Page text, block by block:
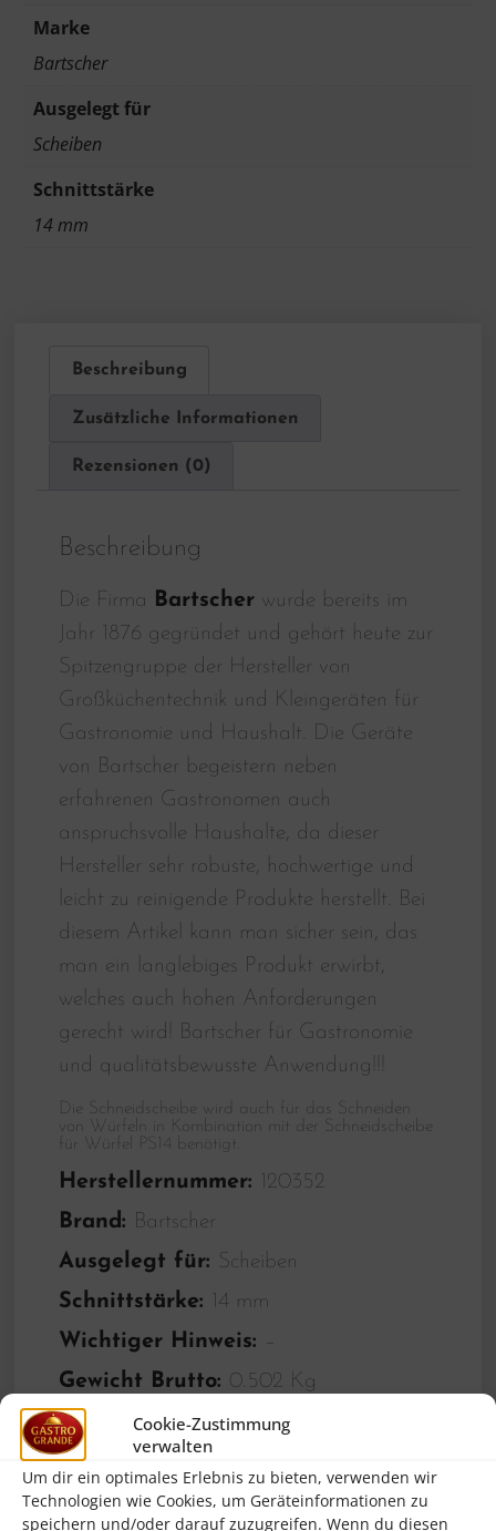
Cookie-Zustimmung
verwalten
Um dir ein optimales Erlebnis zu bieten, verwenden wir
Technologien wie Cookies, um Geräteinformationen zu
speichern und/oder darauf zuzugreifen. Wenn du diesen
Marke
Bartscher
Ausgelegt für
Scheiben
Schnittstärke
14 mm
Beschreibung
Zusätzliche Informationen
Rezensionen (0)
Beschreibung
Die Firma Bartscher wurde bereits im
Jahr 1876 gegründet und gehört heute zur
Spitzengruppe der Hersteller von
Großküchentechnik und Kleingeräten für
Gastronomie und Haushalt. Die Geräte
von Bartscher begeistern neben
erfahrenen Gastronomen auch
anspruchsvolle Haushalte, da dieser
Hersteller sehr robuste, hochwertige und
leicht zu reinigende Produkte herstellt. Bei
diesem Artikel kann man sicher sein, das
man ein langlebiges Produkt erwirbt,
welches auch hohen Anforderungen
gerecht wird! Bartscher für Gastronomie
und qualitätsbewusste Anwendung!!!
Die Schneidscheibe wird auch für das Schneiden
von Würfeln in Kombination mit der Schneidscheibe
für Würfel PS14 benötigt.
Herstellernummer: 120352
Brand:
Bartscher
Ausgelegt für: Scheiben
Schnittstärke: 14 mm
Wichtiger Hinweis: –
Gewicht Brutto: 0.502 Kg
Gewicht Netto:0.426 Kg
Höhe:
Breite:206.0 mm